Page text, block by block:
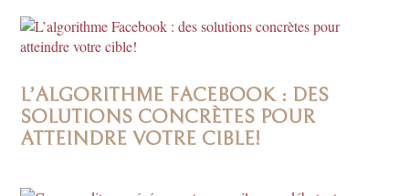
L’ALGORITHME FACEBOOK : DES
SOLUTIONS CONCRÈTES POUR
ATTEINDRE VOTRE CIBLE!